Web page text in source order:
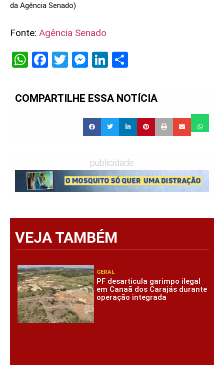
da Agência Senado)
Fonte: Agência Senado
WhatsApp
Facebook
TwitterMessenger
LinkedIn
COMPARTILHE ESSA NOTÍCIA
publicidade
VEJA TAMBÉM
GERAL
PF desarticula garimpo ilegal
em Canaã dos Carajás durante
operação integrada